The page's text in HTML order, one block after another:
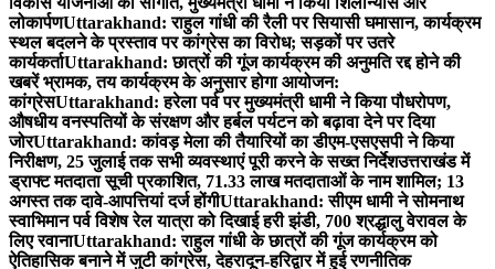
लोकार्पणUttarakhand: राहुल गांधी की रैली पर सियासी घमासान, कार्यक्रम
स्थल बदलने के प्रस्ताव पर कांग्रेस का विरोध; सड़कों पर उतरे
कार्यकर्ताUttarakhand: छात्रों की गूंज कार्यक्रम की अनुमति रद्द होने की
खबरें भ्रामक, तय कार्यक्रम के अनुसार होगा आयोजन:
कांग्रेसUttarakhand: हरेला पर्व पर मुख्यमंत्री धामी ने किया पौधरोपण,
औषधीय वनस्पतियों के संरक्षण और हर्बल पर्यटन को बढ़ावा देने पर दिया
जोरUttarakhand: कांवड़ मेला की तैयारियों का डीएम-एसएसपी ने किया
निरीक्षण, 25 जुलाई तक सभी व्यवस्थाएं पूरी करने के सख्त निर्देशउत्तराखंड में
ड्राफ्ट मतदाता सूची प्रकाशित, 71.33 लाख मतदाताओं के नाम शामिल; 13
अगस्त तक दावे-आपत्तियां दर्ज होंगीUttarakhand: सीएम धामी ने सोमनाथ
स्वाभिमान पर्व विशेष रेल यात्रा को दिखाई हरी झंडी, 700 श्रद्धालु वेरावल के
लिए रवानाUttarakhand: राहुल गांधी के छात्रों की गूंज कार्यक्रम को
ऐतिहासिक बनाने में जुटी कांग्रेस, देहरादून-हरिद्वार में हुई रणनीतिक